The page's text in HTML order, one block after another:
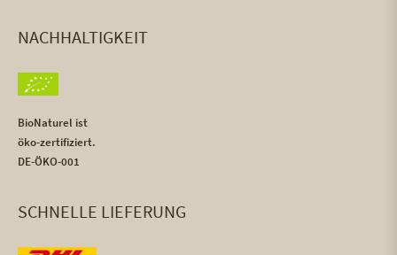
NACHHALTIGKEIT
BioNaturel ist
öko-zertifiziert.
DE-ÖKO-001
SCHNELLE LIEFERUNG